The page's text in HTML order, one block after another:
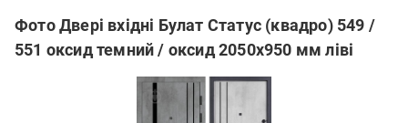
Фото Двері вхідні Булат Статус (квадро) 549 /
551 оксид темний / оксид 2050x950 мм ліві